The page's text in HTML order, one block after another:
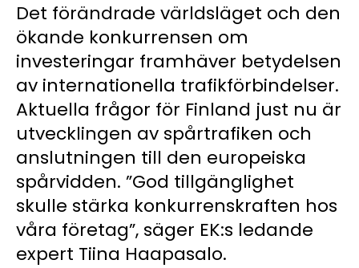
Det förändrade världsläget och den
ökande konkurrensen om
investeringar framhäver betydelsen
av internationella trafikförbindelser.
Aktuella frågor för Finland just nu är
utvecklingen av spårtrafiken och
anslutningen till den europeiska
spårvidden. ”God tillgänglighet
skulle stärka konkurrenskraften hos
våra företag”, säger EK:s ledande
expert Tiina Haapasalo.